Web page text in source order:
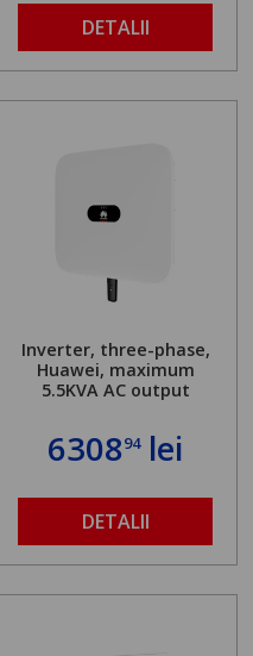
DETALII
Inverter, three-phase,
Huawei, maximum
5.5KVA AC output
630894lei
DETALII